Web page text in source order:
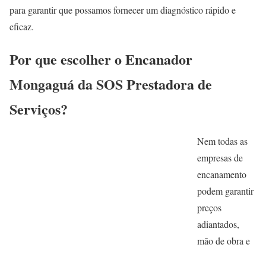
para garantir que possamos fornecer um diagnóstico rápido e
eficaz.
Por que escolher o Encanador
Mongaguá da SOS Prestadora de
Serviços?
Nem todas as
empresas de
encanamento
podem garantir
preços
adiantados,
mão de obra e